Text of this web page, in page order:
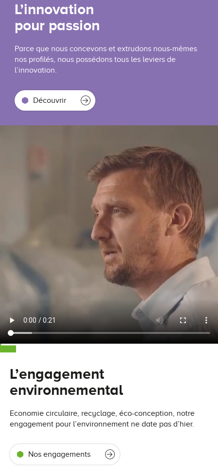
L’innovation
pour passion
Parce que nous concevons et extrudons nous-mêmes
nos profilés, nous possédons tous les leviers de
l’innovation.
Découvrir
L’engagement
environnemental
Economie circulaire, recyclage, éco-conception, notre
engagement pour l’environnement ne date pas d’hier.
Nos engagements